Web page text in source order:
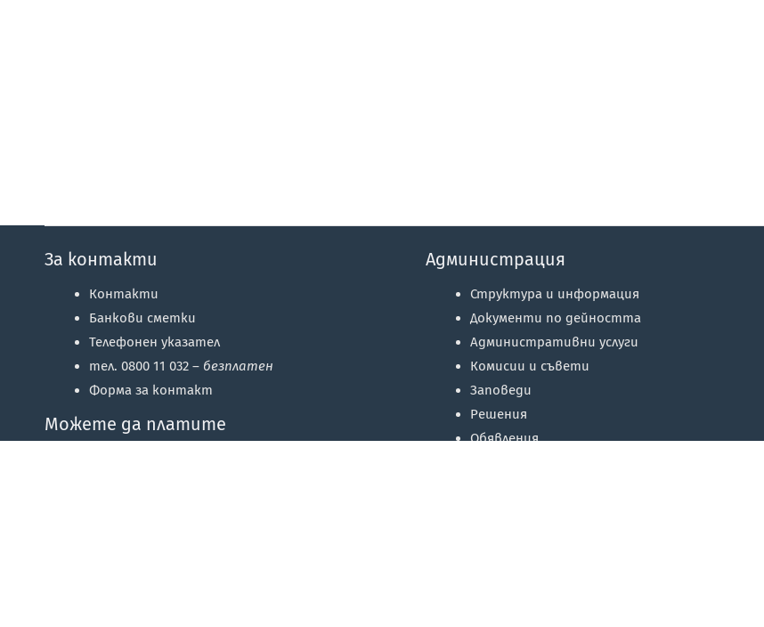
За контакти
Контакти
Банкови сметки
Телефонен указател
тел. 0800 11 032 – безплатен
Форма за контакт
Можете да платите
Администрация
Структура и информация
Документи по дейността
Административни услуги
Комисии и съвети
Заповеди
Решения
Обявления